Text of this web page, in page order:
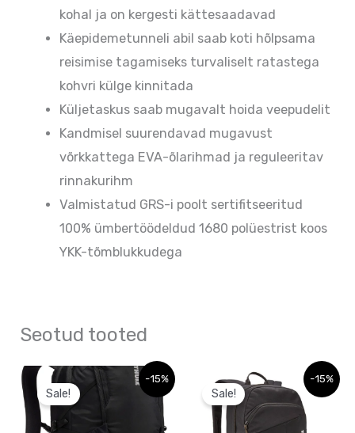
kohal ja on kergesti kättesaadavad
Käepidemetunneli abil saab koti hõlpsama
reisimise tagamiseks turvaliselt ratastega
kohvri külge kinnitada
Küljetaskus saab mugavalt hoida veepudelit
Kandmisel suurendavad mugavust
võrkkattega EVA-õlarihmad ja reguleeritav
rinnakurihm
Valmistatud GRS-i poolt sertifitseeritud
100% ümbertöödeldud 1680 polüestrist koos
YKK-tõmblukkudega
Seotud tooted
-15%
Sale!
Sellel
tootel
on
-15%
Sale!
89,95 €.
Praegune
hind
on:
89,95 €.